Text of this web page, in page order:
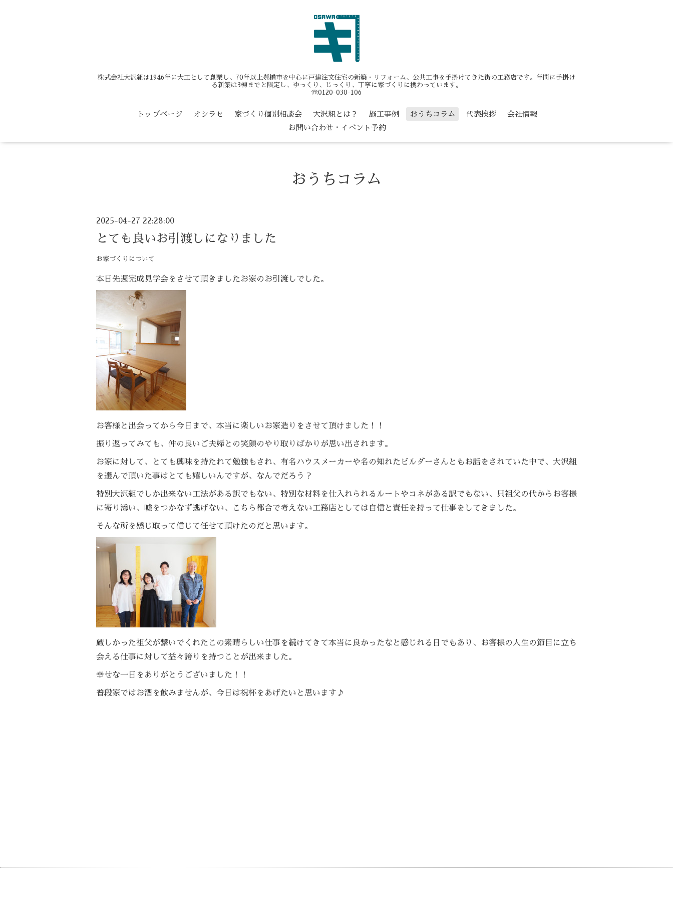
株式会社大沢組は1946年に大工として創業し、70年以上豊橋市を中心に戸建注文住宅の新築・リフォーム、公共工事を手掛けてきた街の工務店です。年間に手掛け
る新築は3棟までと限定し、ゆっくり、じっくり、丁寧に家づくりに携わっています。
☏0120-030-106
トップページ オシラセ 家づくり個別相談会 大沢組とは？ 施工事例 おうちコラム 代表挨拶
会社情報
お問い合わせ・イベント予約
おうちコラム
2025-04-27 22:28:00
とても良いお引渡しになりました
お家づくりについて
本日先週完成見学会をさせて頂きましたお家のお引渡しでした。
お客様と出会ってから今日まで、本当に楽しいお家造りをさせて頂けました！！
振り返ってみても、仲の良いご夫婦との笑顔のやり取りばかりが思い出されます。
お家に対して、とても興味を持たれて勉強もされ、有名ハウスメーカーや名の知れたビルダーさんともお話をされていた中で、大沢組
を選んで頂いた事はとても嬉しいんですが、なんでだろう？
特別大沢組でしか出来ない工法がある訳でもない、特別な材料を仕入れられるルートやコネがある訳でもない、只祖父の代からお客様
に寄り添い、嘘をつかなず逃げない、こちら都合で考えない工務店としては自信と責任を持って仕事をしてきました。
そんな所を感じ取って信じて任せて頂けたのだと思います。
厳しかった祖父が繋いでくれたこの素晴らしい仕事を続けてきて本当に良かったなと感じれる日でもあり、お客様の人生の節目に立ち
会える仕事に対して益々誇りを持つことが出来ました。
幸せな一日をありがとうございました！！
普段家ではお酒を飲みませんが、今日は祝杯をあげたいと思います♪